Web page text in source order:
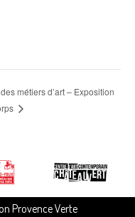
métiers d’art – Exposition
Provence Verte